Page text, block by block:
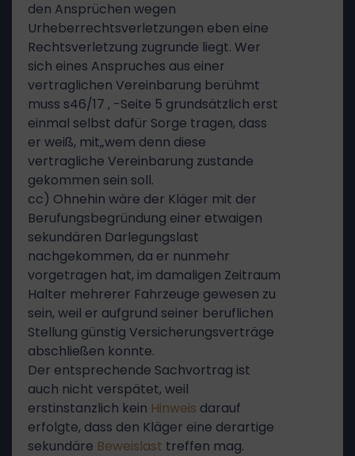
den Ansprüchen wegen
Urheberrechtsverletzungen eben eine
Rechtsverletzung zugrunde liegt. Wer
sich eines Anspruches aus einer
vertraglichen Vereinbarung berühmt
muss s46/17 ‚ -Seite 5 grundsätzlich erst
einmal selbst dafür Sorge tragen, dass
er weiß, mit„wem denn diese
vertragliche Vereinbarung zustande
gekommen sein soll.
cc) Ohnehin wäre der Kläger mit der
Berufungsbegründung einer etwaigen
sekundären Darlegungslast
nachgekommen, da er nunmehr
vorgetragen hat, im damaligen Zeitraum
Halter mehrerer Fahrzeuge gewesen zu
sein, weil er aufgrund seiner beruflichen
Stellung günstig Versicherungsverträge
abschließen konnte.
Der entsprechende Sachvortrag ist
auch nicht verspätet, weil
erstinstanzlich kein Hinweis darauf
erfolgte, dass den Kläger eine derartige
sekundäre Beweislast treffen mag.